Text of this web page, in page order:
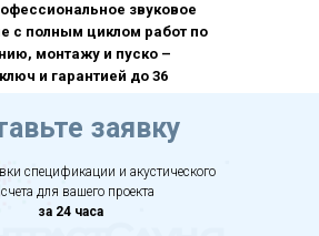
звуковое
с полным циклом работ по
монтажу и пуско –
и гарантией до 36
заявку
спецификации и акустического
для вашего проекта
за 24 часа